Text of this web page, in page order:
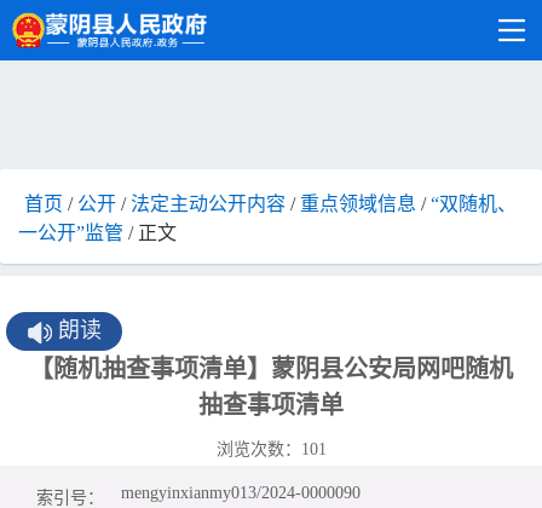
首页 / 公开 /法定主动公开内容 / 重点领域信息 /“双随机、
一公开”监管 / 正文
朗读
【随机抽查事项清单】蒙阴县公安局网吧随机
抽查事项清单
浏览次数： 101
索引号：
mengyinxianmy013/2024-0000090